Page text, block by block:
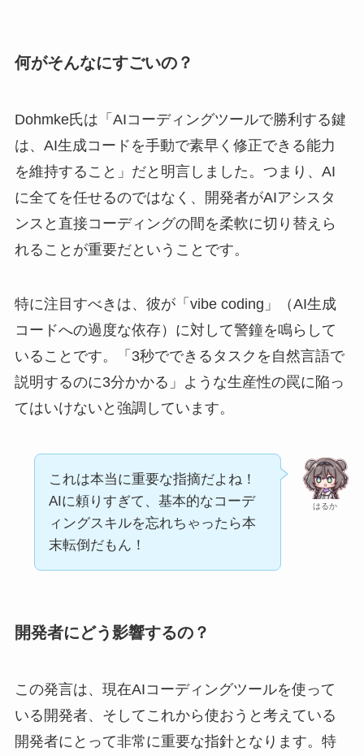
何がそんなにすごいの？
Dohmke氏は「AIコーディングツールで勝利する鍵
は、AI生成コードを手動で素早く修正できる能力
を維持すること」だと明言しました。つまり、AI
に全てを任せるのではなく、開発者がAIアシスタ
ンスと直接コーディングの間を柔軟に切り替えら
れることが重要だということです。
特に注目すべきは、彼が「vibe coding」（AI生成
コードへの過度な依存）に対して警鐘を鳴らして
いることです。「3秒でできるタスクを自然言語で
説明するのに3分かかる」ような生産性の罠に陥っ
てはいけないと強調しています。
はるか
これは本当に重要な指摘だよね！
AIに頼りすぎて、基本的なコーデ
ィングスキルを忘れちゃったら本
末転倒だもん！
開発者にどう影響するの？
この発言は、現在AIコーディングツールを使って
いる開発者、そしてこれから使おうと考えている
開発者にとって非常に重要な指針となります。特